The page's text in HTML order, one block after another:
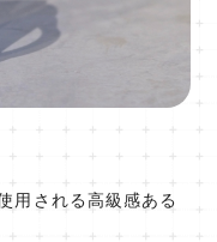
用される高級感ある